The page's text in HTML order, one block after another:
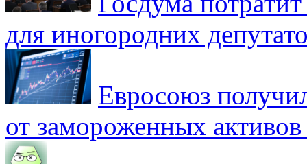
для иногородних
Евросоюз
от замороженных